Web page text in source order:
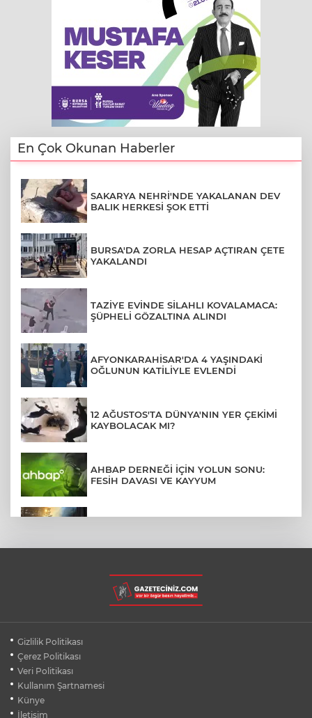
En Çok Okunan Haberler
SAKARYA NEHRİ'NDE YAKALANAN DEV
BALIK HERKESİ ŞOK ETTİ
BURSA'DA ZORLA HESAP AÇTIRAN ÇETE
YAKALANDI
TAZİYE EVİNDE SİLAHLI KOVALAMACA:
ŞÜPHELİ GÖZALTINA ALINDI
AFYONKARAHİSAR'DA 4 YAŞINDAKİ
OĞLUNUN KATİLİYLE EVLENDİ
12 AĞUSTOS'TA DÜNYA'NIN YER ÇEKİMİ
KAYBOLACAK MI?
AHBAP DERNEĞİ İÇİN YOLUN SONU:
FESİH DAVASI VE KAYYUM
MENDERES BELEDİYE BAŞKANI İHRAÇ
TALEBİYLE DİSİPLİNE SEVK EDİLDİ
İZMİT SORUŞTURMASINDA İFADE
Gizlilik Politikası
Çerez Politikası
Veri Politikası
Kullanım Şartnamesi
Künye
İletişim